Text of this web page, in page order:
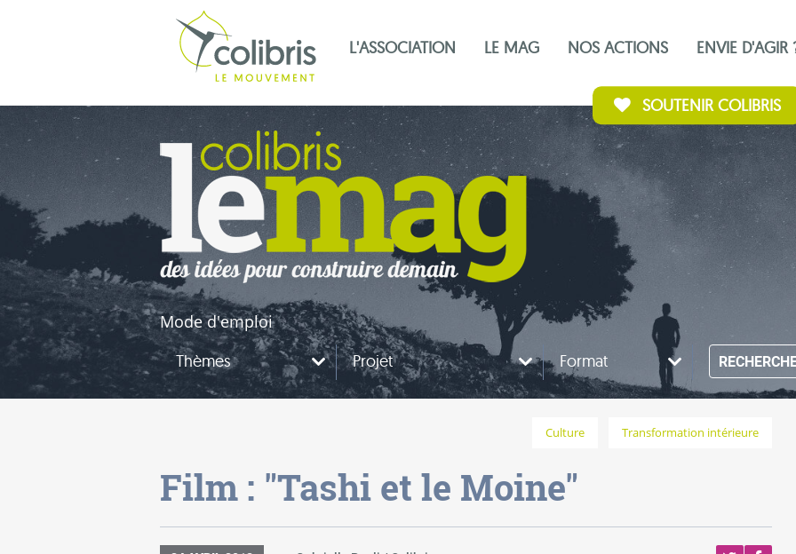
L'ASSOCIATION LE MAG NOS ACTIONS ENVIE D'AGIR
indépendance
SOUTENIR COLIBRIS
Mode d'emploi
Thèmes Projet Format
Culture Transformation intérieure
Film : "Tashi et le Moine"